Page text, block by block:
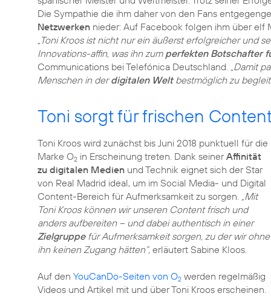
Die Sympathie die ihm daher von den Fans
Netzwerken nieder: Auf Facebook folgen ihm über elf
„Toni Kroos ist nicht nur ein äußerst erfolgreicher und
Innovations-affin, was ihn zum perfekten Botschafter
Communications bei Telefónica Deutschland. „Damit
Menschen in derdigitalen Weltbestmöglich zu
Toni sorgt für frischen
Toni Kroos wird zunächst bis Juni 2018 punktuell für die
Marke O2 in Erscheinung treten. Dank seinerAffinität
zu digitalen Medien und Technik eignet sich der Star
von Real Madrid ideal, um im Social Media- und Digital
Content-Bereich für Aufmerksamkeit zu sorgen. „Mit
Toni Kroos können wir unseren Content frisch und
anders aufbereiten – und dabei authentisch in einer
Zielgruppefür Aufmerksamkeit sorgen, zu der wir ohne
ihn keinen Zugang hätten“, erläutert Sabine Kloos.
Auf den YouCanDo-Seiten von O2 werden regelmäßig
Videos und Artikel mit und über Toni Kroos erscheinen.